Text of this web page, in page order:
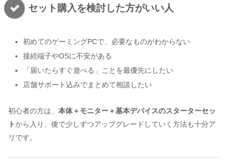
セット購入を検討した方がいい人
初めてのゲーミングPCで、必要なものがわからない
接続端子やOSに不安がある
「届いたらすぐ遊べる」ことを最優先にしたい
店舗サポート込みでまとめて相談したい
初心者の方は、 本体＋モニター＋基本デバイスのスターターセッ
トから入り、後で少しずつアップグレードしていく方法も十分ア
リです。